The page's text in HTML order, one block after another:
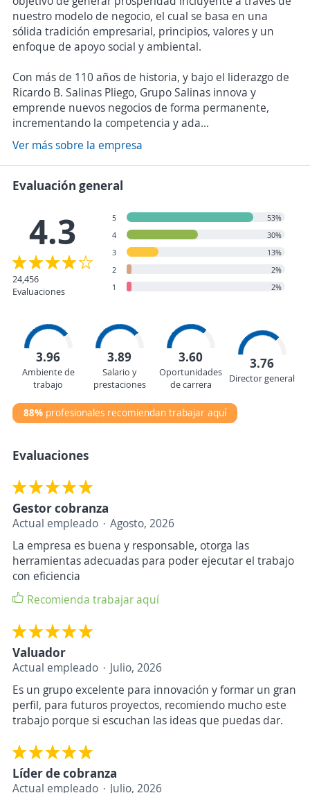
nuestro modelo de negocio, el cual se basa en una
sólida tradición empresarial, principios, valores y un
enfoque de apoyo social y ambiental.
Con más de 110 años de historia, y bajo el liderazgo de
Ricardo B. Salinas Pliego, Grupo Salinas innova y
emprende nuevos negocios de forma permanente,
incrementando la competencia y ada...
Ver más sobre la empresa
Evaluación general
4.3
24,456
Evaluaciones
5
53%
4
30%
3
13%
2
2%
1
2%
3.96
Ambiente de
trabajo
3.89
Salario y
prestaciones
3.60
Oportunidades
de carrera
3.76
Director general
88% profesionales recomiendan trabajar aquí
Evaluaciones
Gestor cobranza
Actual empleado
Agosto, 2026
La empresa es buena y responsable, otorga las
herramientas adecuadas para poder ejecutar el trabajo
con eficiencia
Recomienda trabajar aquí
Valuador
Actual empleado
Julio, 2026
Es un grupo excelente para innovación y formar un gran
perfil, para futuros proyectos, recomiendo mucho este
trabajo porque si escuchan las ideas que puedas dar.
Líder de cobranza
Actual empleado Julio, 2026